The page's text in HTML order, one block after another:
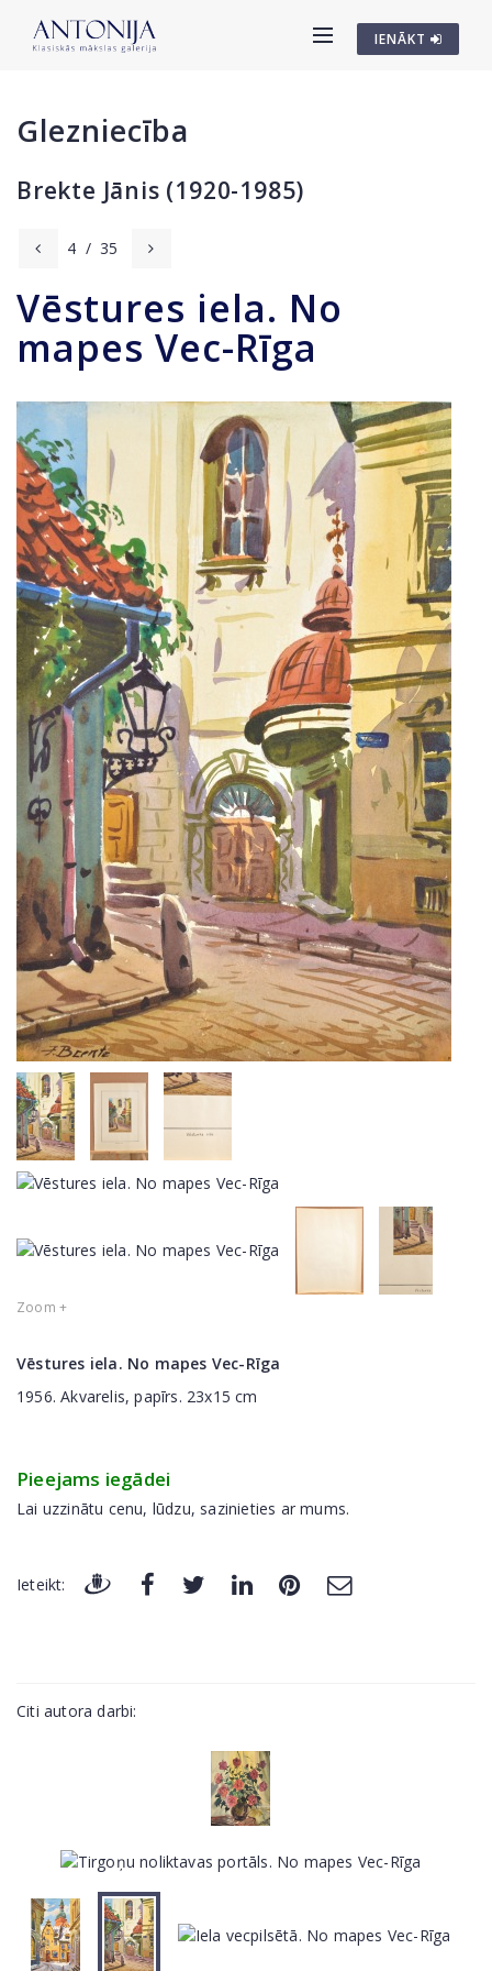
IENĀKT
Glezniecība
Brekte Jānis (1920-1985)
4 / 35
Vēstures iela. No
mapes Vec-Rīga
Zoom +
Vēstures iela. No mapes Vec-Rīga
1956. Akvarelis, papīrs. 23x15 cm
Pieejams iegādei
Lai uzzinātu cenu, lūdzu, sazinieties ar mums.
Ieteikt:
Citi autora darbi: